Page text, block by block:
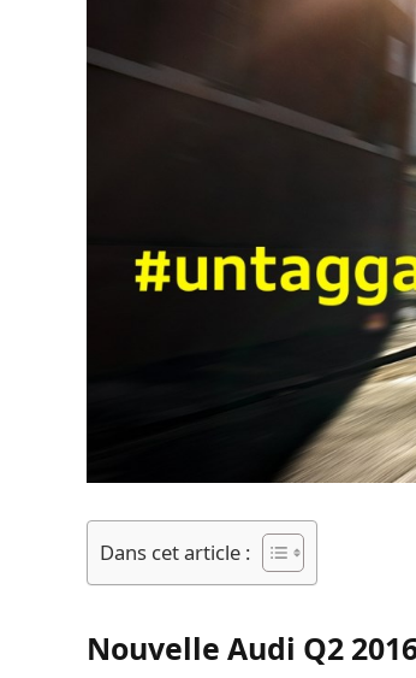
Dans cet article :
Nouvelle Audi Q2